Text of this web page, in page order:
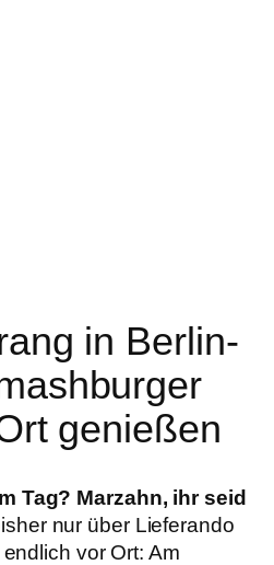
in Berlin-
genießen
Tag? Marzahn, ihr seid
nur über Lieferando
vor Ort: Am